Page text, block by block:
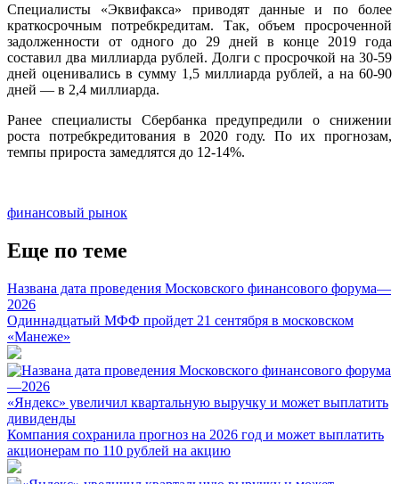
Специалисты «Эквифакса» приводят данные и по более
краткосрочным потребкредитам. Так, объем просроченной
задолженности от одного до 29 дней в конце 2019 года
составил два миллиарда рублей. Долги с просрочкой на 30-59
дней оценивались в сумму 1,5 миллиарда рублей, а на 60-90
дней — в 2,4 миллиарда.
Ранее специалисты Сбербанка предупредили о снижении
роста потребкредитования в 2020 году. По их прогнозам,
темпы прироста замедлятся до 12-14%.
финансовый рынок
Еще по теме
Названа дата проведения Московского финансового форума—
2026
Одиннадцатый МФФ пройдет 21 сентября в московском
«Манеже»
«Яндекс» увеличил квартальную выручку и может выплатить
дивиденды
Компания сохранила прогноз на 2026 год и может выплатить
акционерам по 110 рублей на акцию